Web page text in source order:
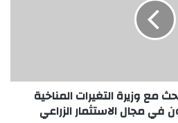
مع وزيرة التغيرات المناخية
في مجال الاستثمار الزراعي